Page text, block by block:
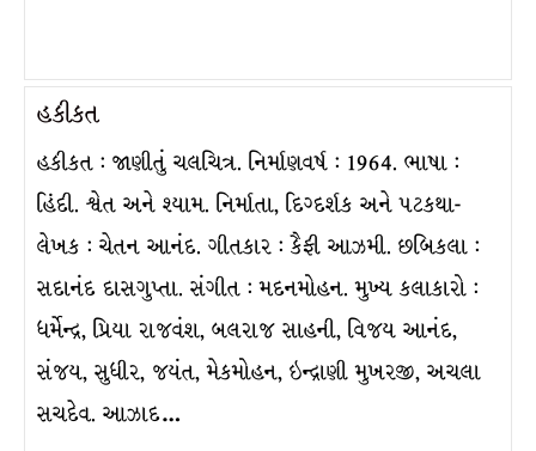
હકીકત
હકીકત : જાણીતું ચલચિત્ર. નિર્માણવર્ષ : 1964. ભાષા :
હિંદી. શ્વેત અને શ્યામ. નિર્માતા, દિગ્દર્શક અને પટકથા-
લેખક : ચેતન આનંદ. ગીતકાર : કૈફી આઝમી. છબિકલા :
સદાનંદ દાસગુપ્તા. સંગીત : મદનમોહન. મુખ્ય કલાકારો :
ધર્મેન્દ્ર, પ્રિયા રાજવંશ, બલરાજ સાહની, વિજય આનંદ,
સંજય, સુધીર, જયંત, મેકમોહન, ઇન્દ્રાણી મુખરજી, અચલા
સચદેવ. આઝાદ…